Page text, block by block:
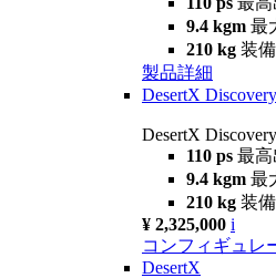
9.4 kgm 最
210 kg 装
製品詳細
DesertX Discovery
DesertX Discovery
110 ps 最高
9.4 kgm 最
210 kg 装
¥ 2,325,000 i
コンフィギュレ
DesertX